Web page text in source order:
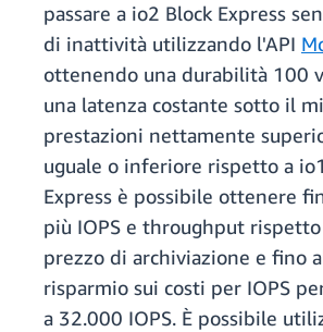
passare a io2 Block Express
di inattività utilizzando l'API
ottenendo una durabilità 100
una latenza costante sotto il
prestazioni nettamente
uguale o inferiore rispetto a
Express è possibile ottenere
più IOPS e throughput
prezzo di archiviazione e fino
risparmio sui costi per IOPS
a 32.000 IOPS. È possibile